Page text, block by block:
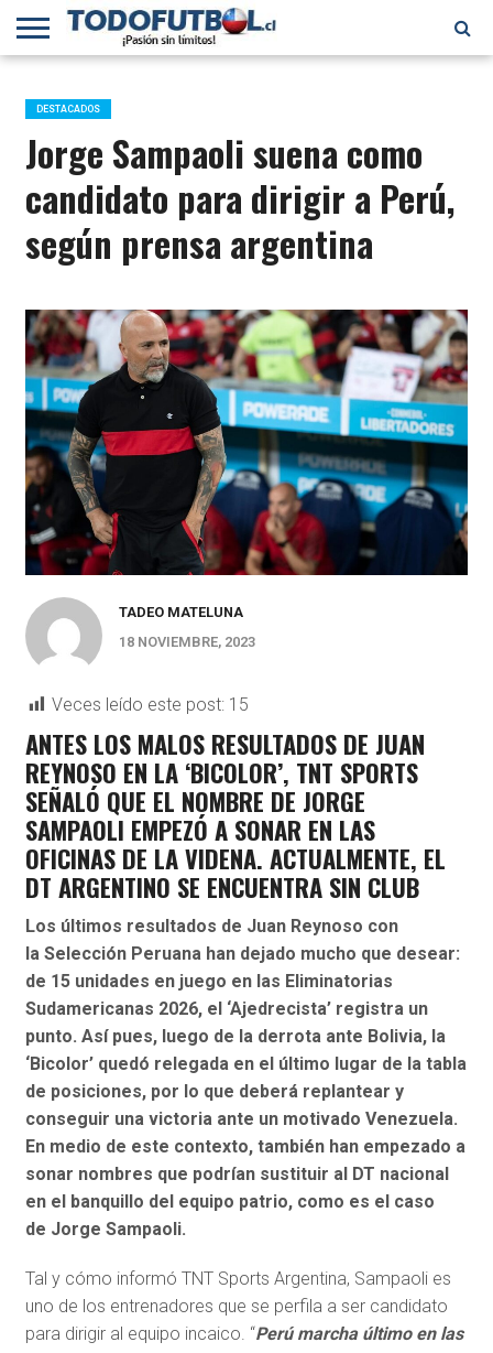
PRIMERA
B
SELECCIÓN
CHILENA
CHILENOS
EN EL
MUNDO
FÚTBOL
INTERNACIONAL
DESTACADOS
Jorge Sampaoli suena como
candidato para dirigir a Perú,
según prensa argentina
TADEO MATELUNA
18 NOVIEMBRE, 2023
Veces leído este post: 15
ANTES LOS MALOS RESULTADOS DE JUAN
REYNOSO EN LA ‘BICOLOR’, TNT SPORTS
SEÑALÓ QUE EL NOMBRE DE JORGE
SAMPAOLI EMPEZÓ A SONAR EN LAS
OFICINAS DE LA VIDENA. ACTUALMENTE, EL
DT ARGENTINO SE ENCUENTRA SIN CLUB
Los últimos resultados de Juan Reynoso con
la Selección Peruanahan dejado mucho que desear:
de 15 unidades en juego en las Eliminatorias
Sudamericanas 2026, el ‘Ajedrecista’ registra un
punto. Así pues, luego de la derrota ante Bolivia, la
‘Bicolor’ quedó relegada en el último lugar de la tabla
de posiciones, por lo que deberá replantear y
conseguir una victoria ante un motivado Venezuela.
En medio de este contexto, también han empezado a
sonar nombres que podrían sustituir al DT nacional
en el banquillo del equipo patrio, como es el caso
de Jorge Sampaoli.
Tal y cómo informó TNT Sports Argentina, Sampaoli es
uno de los entrenadores que se perfila a ser candidato
para dirigir al equipo incaico. “Perú marcha último en las